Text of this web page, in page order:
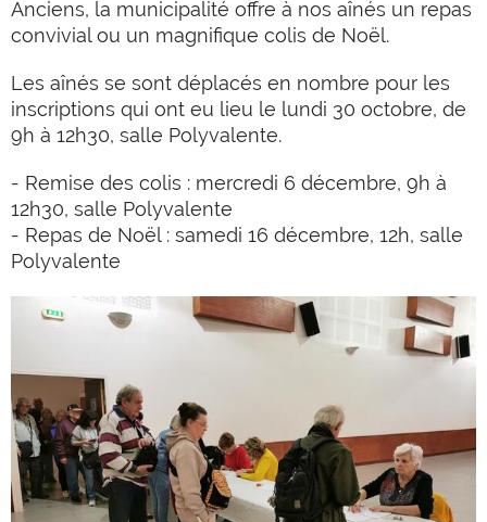
Anciens, la municipalité offre à nos aînés un repas
convivial ou un magnifique colis de Noël.
Les aînés se sont déplacés en nombre pour les
inscriptions qui ont eu lieu le lundi 30 octobre, de
9h à 12h30, salle Polyvalente.
- Remise des colis : mercredi 6 décembre, 9h à
12h30, salle Polyvalente
- Repas de Noël : samedi 16 décembre, 12h, salle
Polyvalente